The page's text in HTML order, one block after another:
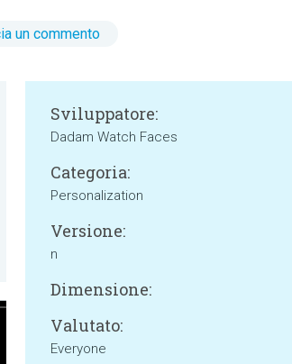
un commento
Sviluppatore:
Dadam Watch Faces
Categoria:
Personalization
Versione:
n
Dimensione:
Valutato:
Everyone